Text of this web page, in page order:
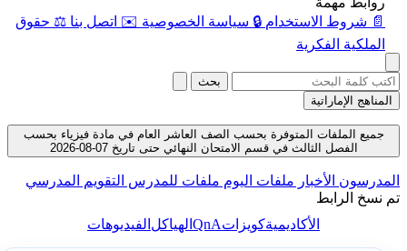
📄 شروط الاستخدام 🔒 سياسة الخصوصية ✉️ اتصل بنا ⚖️ حقوق
الملكية الفكرية
بحث
المناهج الإماراتية
جميع الملفات المتوفرة بحسب الصف العاشر العام في مادة فيزياء بحسب
الفصل الثالث في قسم الامتحان النهائي حتى تاريخ 07-08-2026
المدرسون الأخبار ملفات اليوم ملفات للمدرس التقويم المدرسي
تم نسخ الرابط
الأكاديميةكويزاتQnAالهياكلالفيديوهات